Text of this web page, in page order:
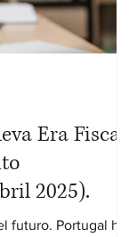
Era Fiscal
2025).
futuro. Portugal ha